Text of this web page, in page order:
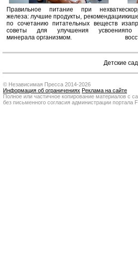
Правильное питание при нехватке
железа: лучшие продукты, рекомендации
по сочетанию питательных веществ и
советы для улучшения усвоения
минерала организмом.
по
Детские
© Независимая Пресса 2014-2026
Информация об ограничениях Реклама на сайте
Полное или частичное копирование материалов с
без письменного согласия администрации портала